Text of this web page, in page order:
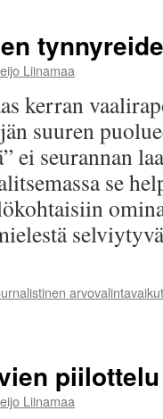
Liinamaa
kerran
suuren
ei seurannan
se
Liinamaa